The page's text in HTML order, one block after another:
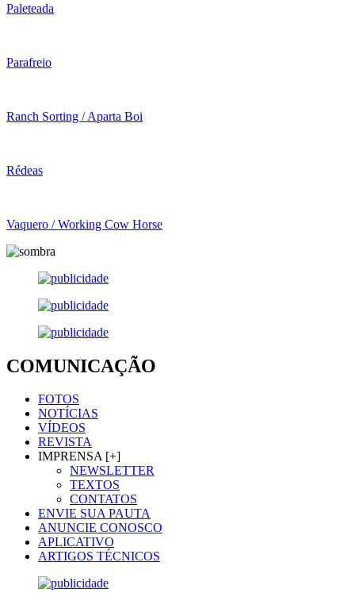
Paleteada
Parafreio
Ranch Sorting / Aparta Boi
Rédeas
Vaquero / Working Cow Horse
COMUNICAÇÃO
FOTOS
NOTÍCIAS
VÍDEOS
REVISTA
IMPRENSA [+]
NEWSLETTER
TEXTOS
CONTATOS
ENVIE SUA PAUTA
ANUNCIE CONOSCO
APLICATIVO
ARTIGOS TÉCNICOS